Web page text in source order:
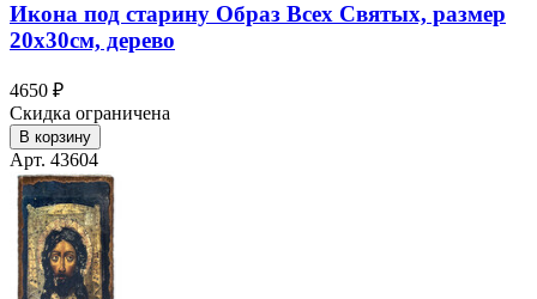
Икона под старину Образ Всех Святых, размер
20х30см, дерево
4650 ₽
Скидка ограничена
В корзину
Арт. 43604